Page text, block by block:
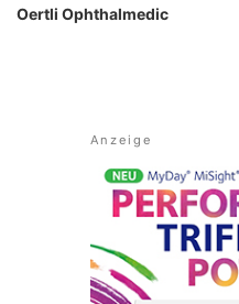
Oertli Ophthalmedic